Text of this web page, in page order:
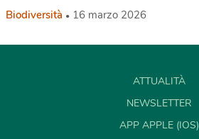
Biodiversità 16 marzo 2026
ATTUALITÀ
NEWSLETTER
APP APPLE (IOS)